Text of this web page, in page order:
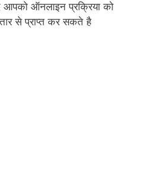
आपको ऑनलाइन प्रक्रिया को
से प्राप्त कर सकते है